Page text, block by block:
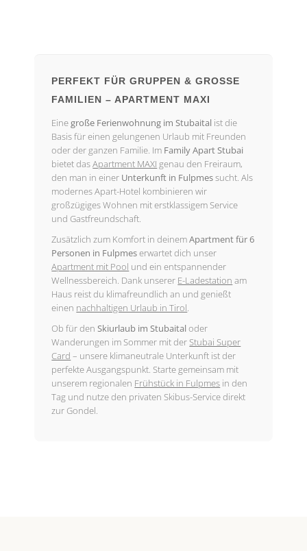
PERFEKT FÜR GRUPPEN & GROSSE F
AMILIEN – APARTMENT MAXI
Einegroße Ferienwohnung im Stubaital ist die
Basis für einen gelungenen Urlaub mit Freunden
oder der ganzen Familie. Im Family Apart Stubai
bietet dasApartment MAXI genau den Freiraum,
den man in einer Unterkunft in Fulpmessucht. Als
modernes Apart-Hotel kombinieren wir
großzügiges Wohnen mit erstklassigem Service
und Gastfreundschaft.
Zusätzlich zum Komfort in deinemApartment für 6
Personen in Fulpmeserwartet dich unser
Apartment mit Pool und ein entspannender
Wellnessbereich. Dank unserer E-Ladestation am
Haus reist du klimafreundlich an und genießt
einen nachhaltigen Urlaub in Tirol.
Ob für denSkiurlaub im Stubaital oder
Wanderungen im Sommer mit derStubai Super
Card – unsere klimaneutrale Unterkunft ist der
perfekte Ausgangspunkt. Starte gemeinsam mit
unserem regionalen Frühstück in Fulpmes in den
Tag und nutze den privaten Skibus-Service direkt
zur Gondel.